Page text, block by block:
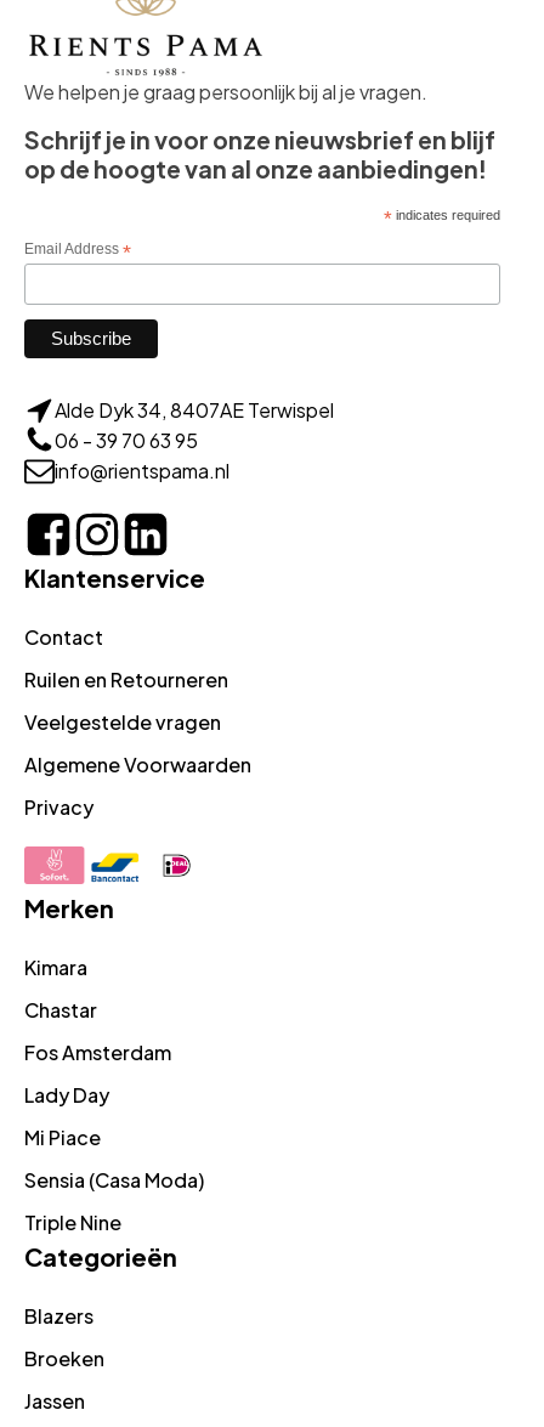
We helpen je graag persoonlijk bij al je vragen.
Schrijf je in voor onze nieuwsbrief en blijf
op de hoogte van al onze aanbiedingen!
*indicates required
Email Address *
Alde Dyk 34, 8407AE Terwispel
06 - 39 70 63 95
info@rientspama.nl
Klantenservice
Contact
Ruilen en Retourneren
Veelgestelde vragen
Algemene Voorwaarden
Privacy
Merken
Kimara
Chastar
Fos Amsterdam
Lady Day
Mi Piace
Sensia (Casa Moda)
Triple Nine
Categorieën
Blazers
Broeken
Jassen